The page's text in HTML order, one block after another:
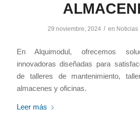
29 noviembre, 2024 / en Noticias
En Alquimodul, ofrecemos
innovadoras diseñadas para
de talleres de mantenimiento,
almacenes y oficinas.
Leer más